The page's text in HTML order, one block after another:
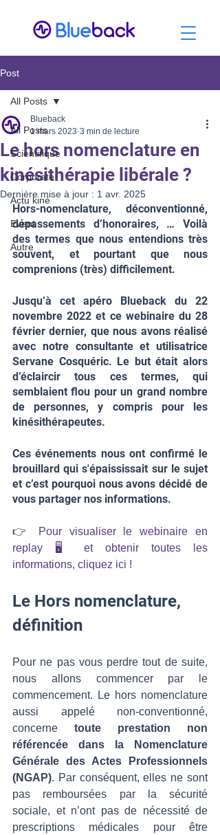
Post
All Posts
Scientifique
Corporate
Actu kiné
Event
Autre
All Posts
Le hors nomenclature en
kinésithérapie libérale ?
Blueback
1 mars 2023 3 min de lecture
Dernière mise à jour : 1 avr. 2025
Hors-nomenclature, déconventionné,
dépassements d’honoraires, … Voilà
des termes que nous entendions très
souvent, et pourtant que nous
comprenions (très) difficilement.
Jusqu’à cet apéro Blueback du 22
novembre 2022 et ce webinaire du 28
février dernier, que nous avons réalisé
avec notre consultante et utilisatrice
Servane Cosquéric. Le but était alors
d’éclaircir tous ces termes, qui
semblaient flou pour un grand nombre
de personnes, y compris pour les
kinésithérapeutes.
Ces événements nous ont confirmé le
brouillard qui s'épaississait sur le sujet
et c’est pourquoi nous avons décidé de
vous partager nos informations.
👉
Pour visualiser le webinaire en
replay 🖥️ et obtenir toutes les
informations, cliquez ici !
Le Hors nomenclature,
définition
Pour ne pas vous perdre tout de suite,
nous allons commencer par le
commencement. Le hors nomenclature
aussi appelé non-conventionné,
concerne toute prestation non
référencée dans la Nomenclature
Générale des Actes Professionnels
(NGAP). Par conséquent, elles ne sont
pas remboursées par la sécurité
sociale, et n’ont pas de nécessité de
prescriptions médicales pour être